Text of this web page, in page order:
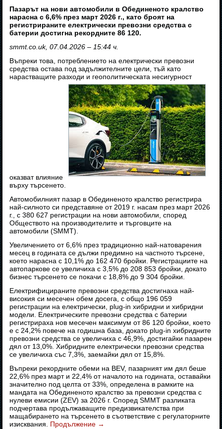
Пазарът на нови автомобили в Обединеното кралство
нарасна с 6,6% през март 2026 г., като броят на
регистрираните електрически превозни средства с
батерии достигна рекордните 86 120.
smmt.co.uk, 07.04.2026 – 15:44 ч.
Въпреки това, потреблението на електрически превозни
средства остава под задължителните цели, тъй като
нарастващите разходи и геополитическата несигурност
оказват влияние
върху търсенето.
Автомобилният пазар в Обединеното кралство регистрира
най-силното си представяне от 2019 г. насам през март 2026
г., с 380 627 регистрации на нови автомобили, според
Обществото на производителите и търговците на
автомобили (SMMT).
Увеличението от 6,6% през традиционно най-натоварения
месец в годината се дължи предимно на частното търсене,
което нарасна с 10,1% до 162 470 бройки. Регистрациите на
автопаркове се увеличиха с 3,5% до 208 853 бройки, докато
бизнес търсенето се покачи с 18,8% до 9 304 бройки.
Електрифицираните превозни средства достигнаха най-
високия си месечен обем досега, с общо 196 059
регистрации на електрически, plug-in хибридни и хибридни
модели. Електрическите превозни средства с батерии
регистрираха нов месечен максимум от 86 120 бройки, което
е с 24,2% повече на годишна база, докато plug-in хибридните
превозни средства се увеличиха с 46,9%, достигайки пазарен
дял от 13,0%. Хибридните електрически превозни средства
се увеличиха със 7,3%, заемайки дял от 15,8%.
Въпреки рекордните обеми на BEV, пазарният им дял беше
22,6% през март и 22,4% от началото на годината, оставайки
значително под целта от 33%, определена в рамките на
мандата на Обединеното кралство за превозни средства с
нулеви емисии (ZEV) за 2026 г. Според SMMT разликата
подчертава продължаващите предизвикателства при
мащабирането на търсенето в съответствие с регулаторните
изисквания. Продължение →